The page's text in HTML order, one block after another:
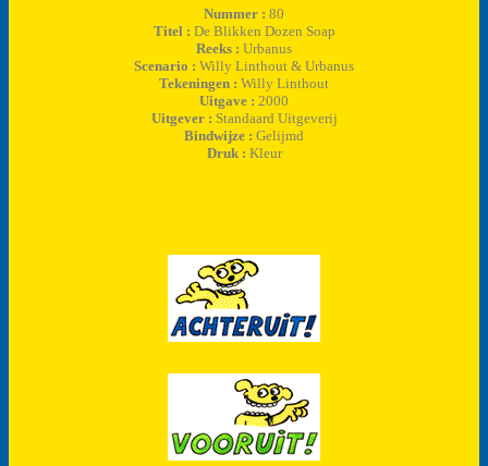
Nummer : 80
Titel : De Blikken Dozen Soap
Reeks : Urbanus
Scenario : Willy Linthout & Urbanus
Tekeningen : Willy Linthout
Uitgave : 2000
Uitgever : Standaard Uitgeverij
Bindwijze : Gelijmd
Druk : Kleur